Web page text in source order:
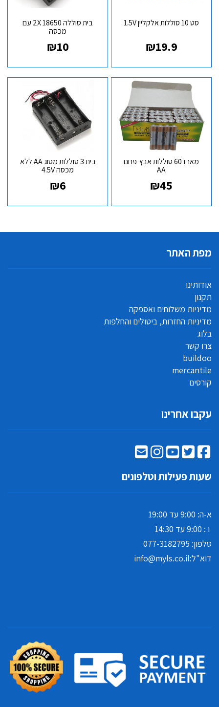
סט 10 סוללות אלקליין 1.5V
₪19.9
בית סוללה 2X 18650 עם
מכסה
₪10
מארז 60 סוללות אבץ-פחם
AA
₪45
בית 3 סוללות מסוג AA ללא
מכסה 4.5V
₪6
מפת האתר
אודותינו
תקנון
מדיניות משלוחים ואספקה
מדיניות החזרות, ביטולים והחלפות
בלוג
צרו קשר
buildoo
mercantile
קורסים
עקבו אחרינו
שעות פעילות וטלפונים
א-ה: 9:00 עד 19:00
ו : 9:00 עד 14:30
טלפון: 077-3182795
דוא"ל:info@myls.co.il